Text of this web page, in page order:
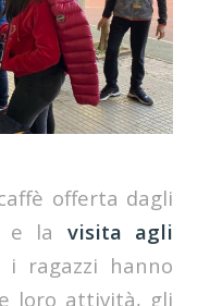
offerta dagli
e la visita agli
i ragazzi hanno
loro attività, gli